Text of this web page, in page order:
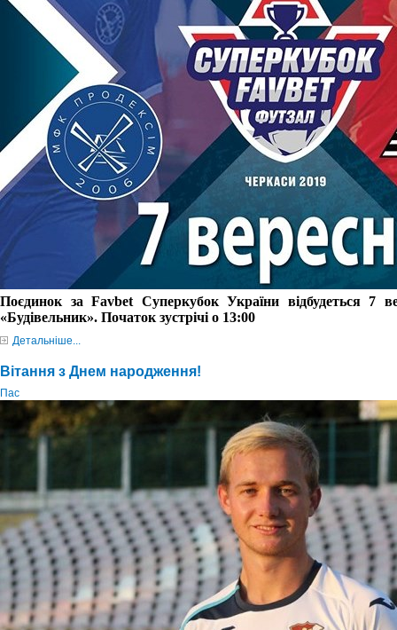
Поєдинок за Favbet Суперкубок України відбудеться 7
«Будівельник». Початок зустрічі о 13:00
Детальніше...
Вітання з Днем народження!
Пас